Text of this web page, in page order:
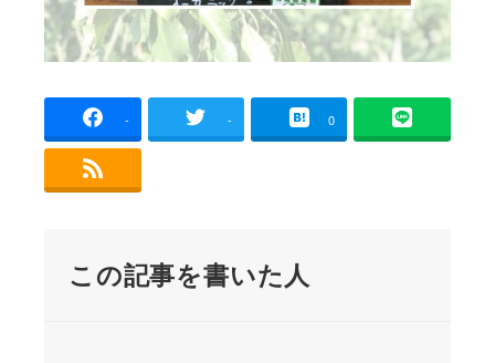
- - 0
この記事を書いた人